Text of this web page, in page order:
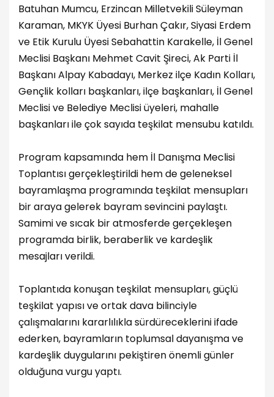
Batuhan Mumcu, Erzincan Milletvekili Süleyman
Karaman, MKYK Üyesi Burhan Çakır, Siyasi Erdem
ve Etik Kurulu Üyesi Sebahattin Karakelle, İl Genel
Meclisi Başkanı Mehmet Cavit Şireci, Ak Parti İl
Başkanı Alpay Kabadayı, Merkez ilçe Kadın Kolları,
Gençlik kolları başkanları, ilçe başkanları, İl Genel
Meclisi ve Belediye Meclisi üyeleri, mahalle
başkanları ile çok sayıda teşkilat mensubu katıldı.
Program kapsamında hem İl Danışma Meclisi
Toplantısı gerçekleştirildi hem de geleneksel
bayramlaşma programında teşkilat mensupları
bir araya gelerek bayram sevincini paylaştı.
Samimi ve sıcak bir atmosferde gerçekleşen
programda birlik, beraberlik ve kardeşlik
mesajları verildi.
Toplantıda konuşan teşkilat mensupları, güçlü
teşkilat yapısı ve ortak dava bilinciyle
çalışmalarını kararlılıkla sürdüreceklerini ifade
ederken, bayramların toplumsal dayanışma ve
kardeşlik duygularını pekiştiren önemli günler
olduğuna vurgu yaptı.